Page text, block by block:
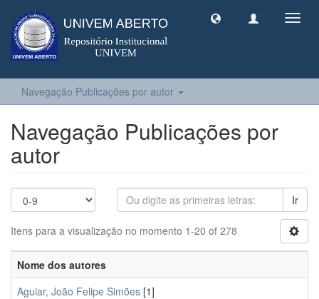
Navegação Publicações por autor
Navegação Publicações por
autor
Ir
Itens para a visualização no momento 1-20 of 278
Nome dos autores
Aguiar, João Felipe Simões [1]